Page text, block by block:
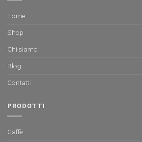
Home
Shop
Chi siamo
Blog
Contatti
PRODOTTI
Caffè